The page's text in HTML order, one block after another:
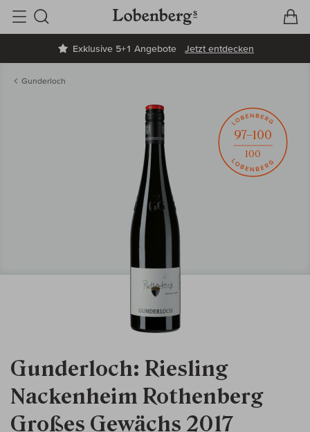
Exklusive 5+1 Angebote Jetzt entdecken
Suche
Gunderloch
Gunderloch: Riesling
Nackenheim Rothenberg
Großes Gewächs 2017
97–100
100